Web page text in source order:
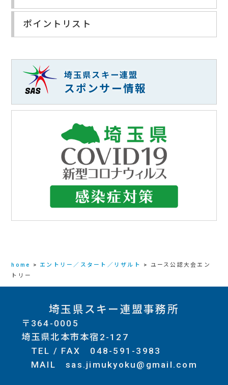
ポイントリスト
埼玉県スキー連盟
スポンサー情報
home > エントリー／スタート／リザルト > ユース公認大会エン
トリー
埼玉県スキー連盟事務所
〒364-0005
埼玉県北本市本宿2-127
TEL / FAX 048-591-3983
MAILsas.jimukyoku@gmail.com